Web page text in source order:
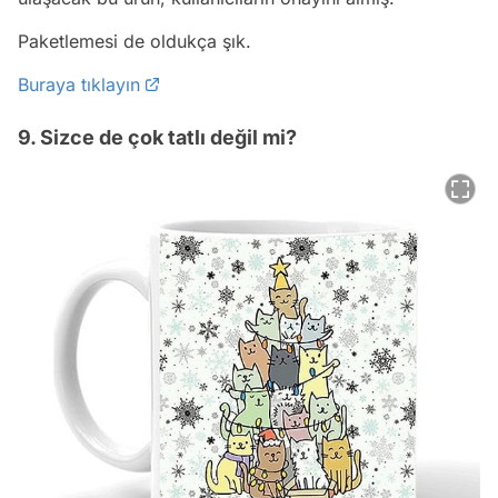
Paketlemesi de oldukça şık.
Buraya tıklayın
9. Sizce de çok tatlı değil mi?